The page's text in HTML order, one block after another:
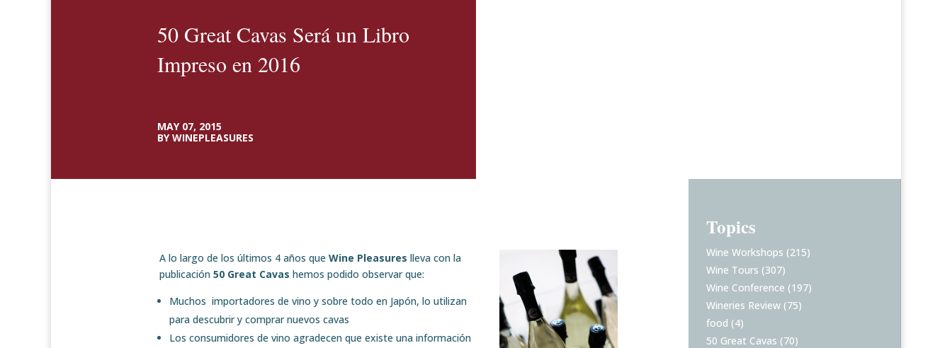
50 Great Cavas Será un Libro
Impreso en 2016
MAY 07, 2015
BY WINEPLEASURES
A lo largo de los últimos 4 años que Wine Pleasures lleva con la
publicación 50 Great Cavas hemos podido observar que:
Muchos importadores de vino y sobre todo en Japón, lo utilizan
para descubrir y comprar nuevos cavas
Los consumidores de vino agradecen que existe una información
Topics
Wine Workshops (215)
Wine Tours (307)
Wine Conference (197)
Wineries Review (75)
food (4)
50 Great Cavas (70)